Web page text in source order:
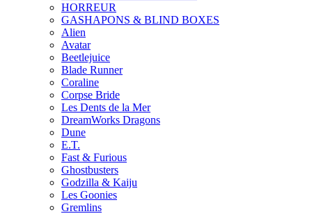
HORREUR
GASHAPONS & BLIND BOXES
Alien
Avatar
Beetlejuice
Blade Runner
Coraline
Corpse Bride
Les Dents de la Mer
DreamWorks Dragons
Dune
E.T.
Fast & Furious
Ghostbusters
Godzilla & Kaiju
Les Goonies
Gremlins